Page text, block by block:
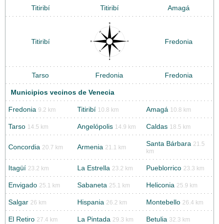
Titiribí Titiribí Amagá
Titiribí Fredonia
Tarso Fredonia Fredonia
Municipios vecinos de Venecia
Fredonia 9.2 km Titiribí 10.8 km Amagá 10.8 km
Tarso 14.5 km Angelópolis 14.9 km Caldas 18.5 km
Concordia 20.7 km Armenia 21.1 km Santa Bárbara 21.5
km
Itagüí 23.2 km La Estrella 23.2 km Pueblorrico 23.3 km
Envigado 25.1 km Sabaneta 25.1 km Heliconia 25.9 km
Salgar 26 km Hispania 26.2 km Montebello 26.4 km
El Retiro 27.4 km La Pintada 29.3 km Betulia 32.3 km